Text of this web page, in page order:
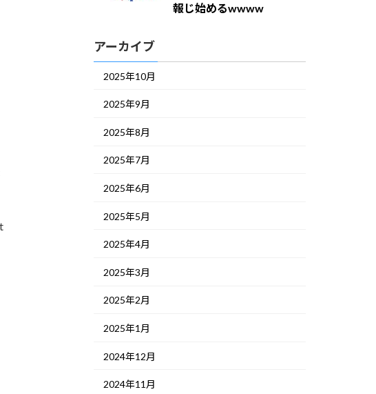
報じ始めるwwww
アーカイブ
2025年10月
2025年9月
2025年8月
2025年7月
2025年6月
2025年5月
2025年4月
2025年3月
2025年2月
2025年1月
2024年12月
2024年11月